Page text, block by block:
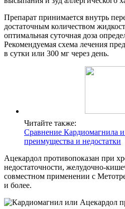
Препарат принимается внутрь
достаточным количеством
оптимальная суточная доза
Рекомендуемая схема лечения
в сутки или 300 мг через день.
Читайте также:
Сравнение Кардиомагнила
преимущества и недостатки
Ацекардол противопоказан при
недостаточности, желудочно-
совместном применении с
и более.